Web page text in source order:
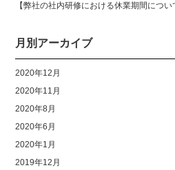
【弊社の社内研修における休業期間につい
月別アーカイブ
2020年12月
2020年11月
2020年8月
2020年6月
2020年1月
2019年12月